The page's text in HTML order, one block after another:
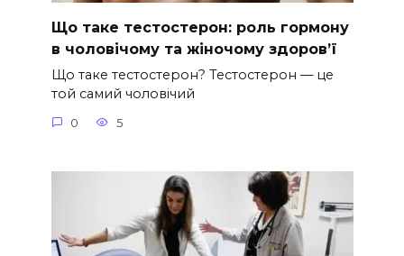
Що таке тестостерон: роль гормону
в чоловічому та жіночому здоров’ї
Що таке тестостерон? Тестостерон — це
той самий чоловічий
0 5